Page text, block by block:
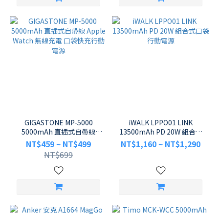
GIGASTONE MP-5000
5000mAh 直插式自帶線
Apple Watch 無線充電 口袋
快充行動電源
NT$459 ~ NT$499
NT$699
iWALK LPPO01 LINK
13500mAh PD 20W 組合式
口袋行動電源
NT$1,160 ~ NT$1,290